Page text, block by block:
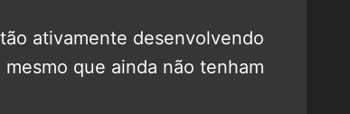
ativamente desenvolvendo
mesmo que ainda não tenham